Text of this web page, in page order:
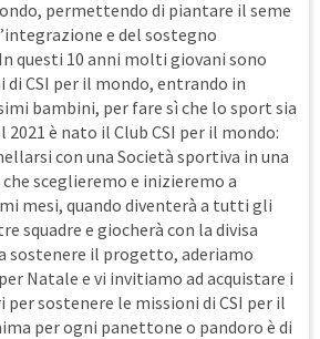
permettendo di piantare il seme
e del sostegno
questi 10 anni molti giovani sono
CSI per il mondo, entrando in
bambini, per fare sì che lo sport sia
è nato il Club CSI per il mondo:
con una Società sportiva in una
sceglieremo e inizieremo a
mesi, quando diventerà a tutti gli
squadre e giocherà con la divisa
sostenere il progetto, aderiamo
Natale e vi invitiamo ad acquistare i
sostenere le missioni di CSI per il
per ogni panettone o pandoro è di